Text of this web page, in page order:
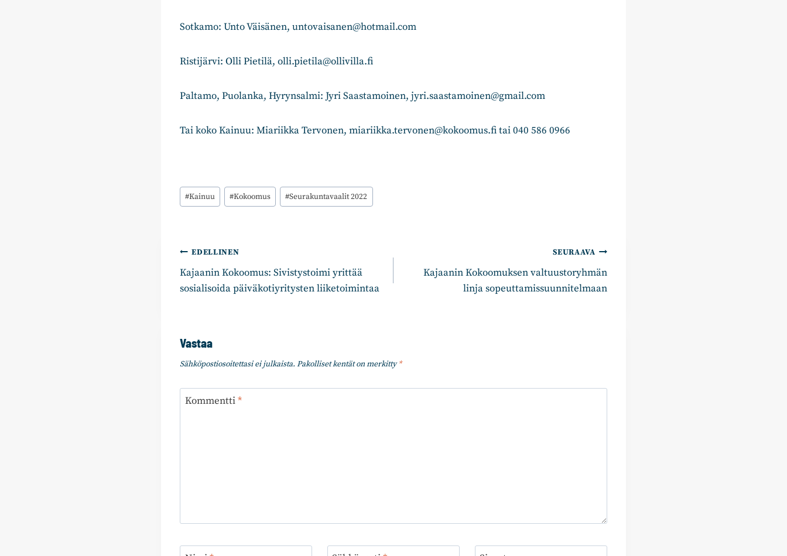
Sotkamo: Unto Väisänen, untovaisanen@hotmail.com
Ristijärvi: Olli Pietilä, olli.pietila@ollivilla.fi
Paltamo, Puolanka, Hyrynsalmi: Jyri Saastamoinen, jyri.saastamoinen@gmail.com
Tai koko Kainuu: Miariikka Tervonen, miariikka.tervonen@kokoomus.fi tai 040 586 0966
Avainsanat:
#Kainuu #Kokoomus #Seurakuntavaalit 2022
Artikkelien
selaus
EDELLINEN
Kajaanin Kokoomus: Sivistystoimi yrittää
sosialisoida päiväkotiyritysten liiketoimintaa
SEURAAVA
Kajaanin Kokoomuksen valtuustoryhmän
linja sopeuttamissuunnitelmaan
Vastaa
Sähköpostiosoitettasi ei julkaista. Pakolliset kentät on merkitty*
Kommentti*